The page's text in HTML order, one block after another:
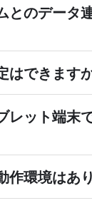
とのデータ
はできます
レット端末
作環境はあ